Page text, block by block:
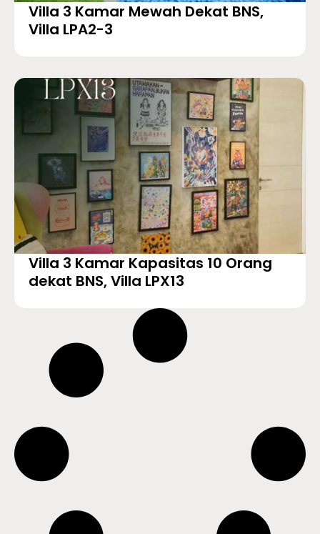
Villa 3 Kamar Mewah Dekat BNS,
Villa LPA2-3
Villa 3 Kamar Kapasitas 10 Orang
dekat BNS, Villa LPX13